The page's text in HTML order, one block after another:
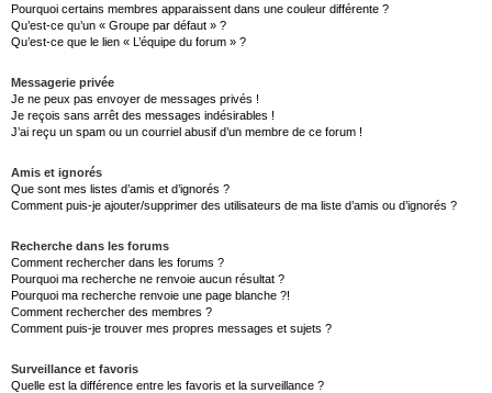
Pourquoi certains membres apparaissent dans une couleur différente ?
Qu’est-ce qu’un « Groupe par défaut » ?
Qu’est-ce que le lien « L’équipe du forum » ?
Messagerie privée
Je ne peux pas envoyer de messages privés !
Je reçois sans arrêt des messages indésirables !
J’ai reçu un spam ou un courriel abusif d’un membre de ce forum !
Amis et ignorés
Que sont mes listes d’amis et d’ignorés ?
Comment puis-je ajouter/supprimer des utilisateurs de ma liste d’amis ou d’ignorés ?
Recherche dans les forums
Comment rechercher dans les forums ?
Pourquoi ma recherche ne renvoie aucun résultat ?
Pourquoi ma recherche renvoie une page blanche ?!
Comment rechercher des membres ?
Comment puis-je trouver mes propres messages et sujets ?
Surveillance et favoris
Quelle est la différence entre les favoris et la surveillance ?